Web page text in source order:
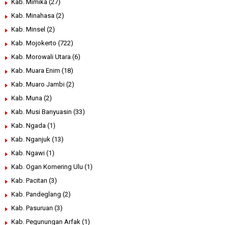
Kab. Mimika (27)
Kab. Minahasa (2)
Kab. Minsel (2)
Kab. Mojokerto (722)
Kab. Morowali Utara (6)
Kab. Muara Enim (18)
Kab. Muaro Jambi (2)
Kab. Muna (2)
Kab. Musi Banyuasin (33)
Kab. Ngada (1)
Kab. Nganjuk (13)
Kab. Ngawi (1)
Kab. Ogan Komering Ulu (1)
Kab. Pacitan (3)
Kab. Pandeglang (2)
Kab. Pasuruan (3)
Kab. Pegunungan Arfak (1)